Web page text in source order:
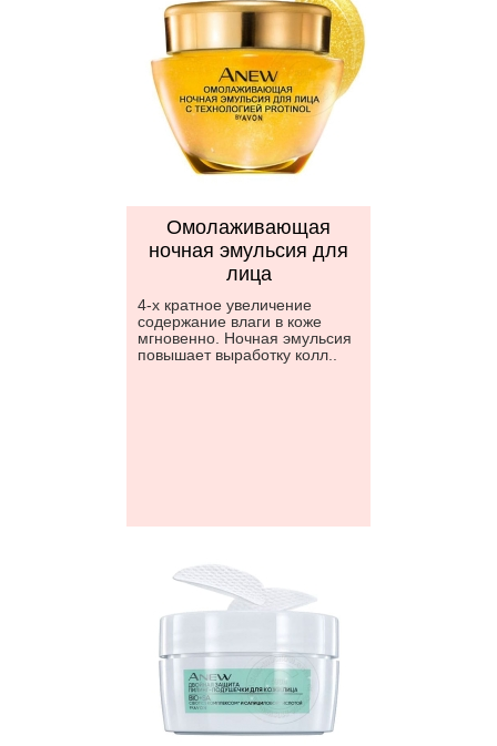
Омолаживающая
ночная эмульсия для
лица
4-х кратное увеличение
содержание влаги в коже
мгновенно. Ночная эмульсия
повышает выработку колл..